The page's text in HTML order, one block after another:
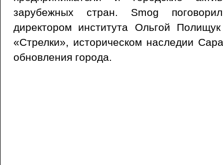
зарубежных стран. Smog
директором института Ольгой
«Стрелки», историческом наследии
обновления города.